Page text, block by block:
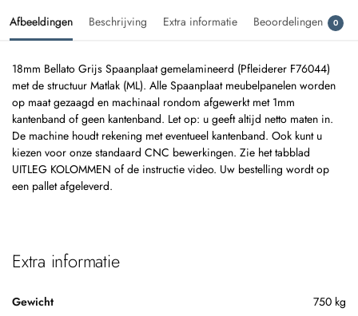
Afbeeldingen Beschrijving Extra informatie Beoordelingen 0
18mm Bellato Grijs Spaanplaat gemelamineerd (Pfleiderer F76044)
met de structuur Matlak (ML). Alle Spaanplaat meubelpanelen worden
op maat gezaagd en machinaal rondom afgewerkt met 1mm
kantenband of geen kantenband. Let op: u geeft altijd netto maten in.
De machine houdt rekening met eventueel kantenband. Ook kunt u
kiezen voor onze standaard CNC bewerkingen. Zie het tabblad
UITLEG KOLOMMEN of de instructie video. Uw bestelling wordt op
een pallet afgeleverd.
Extra informatie
Gewicht 750 kg